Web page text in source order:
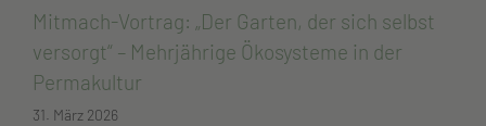
Mitmach-Vortrag: „Der Garten, der sich selbst
versorgt“ – Mehrjährige Ökosysteme in der
Permakultur
31. März 2026